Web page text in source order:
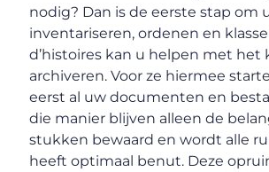
nodig? Dan is de eerste stap om
inventariseren, ordenen en
d’histoires kan u helpen met het
archiveren. Voor ze hiermee
eerst al uw documenten en
die manier blijven alleen de
stukken bewaard en wordt alle
heeft optimaal benut. Deze